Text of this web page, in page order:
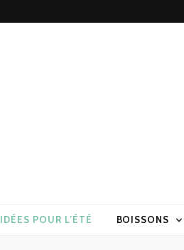
IDÉES POUR L’ÉTÉ BOISSONS